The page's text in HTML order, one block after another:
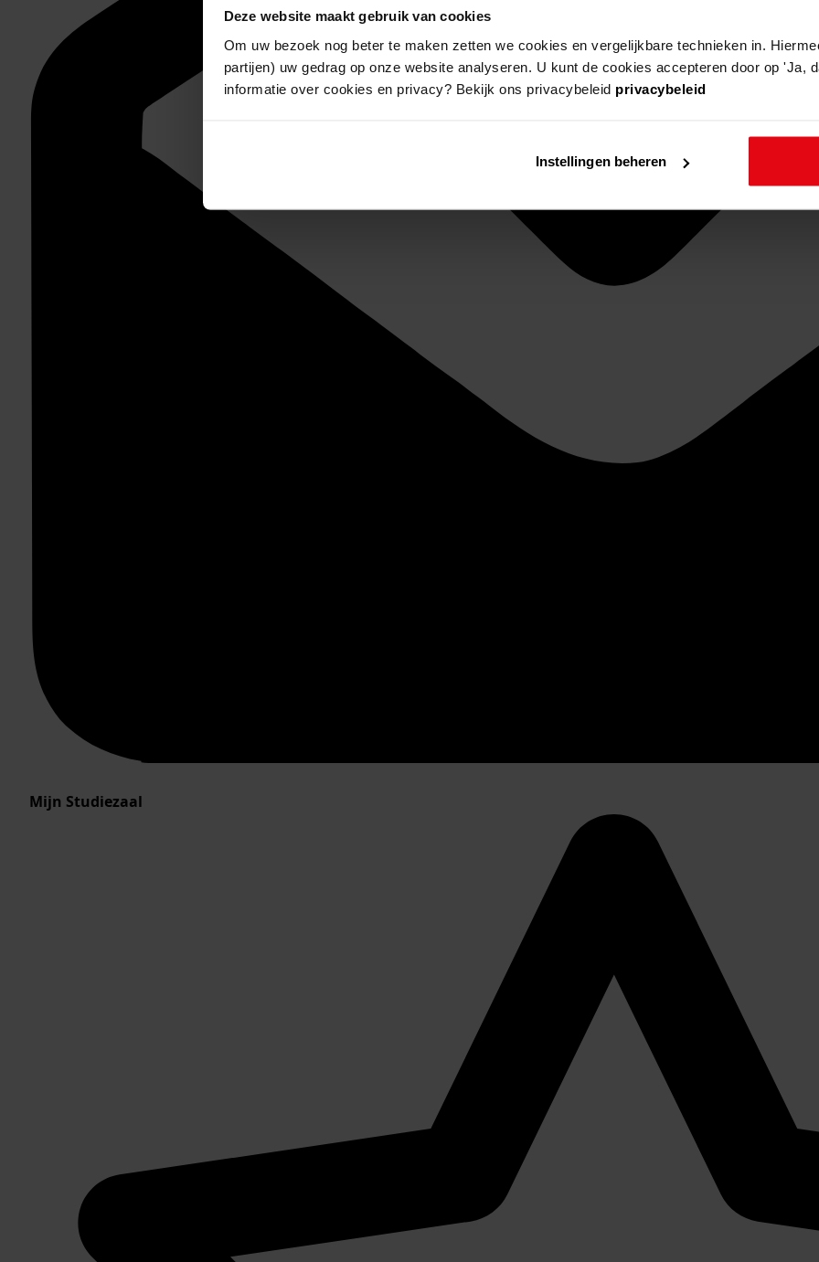
Deze website maakt gebruik van cookies
Om uw bezoek nog beter te maken zetten we cookies en vergelijkbare technieken in.
partijen) uw gedrag op onze website analyseren. U kunt de cookies accepteren door op 'Ja,
informatie over cookies en privacy? Bekijk ons privacybeleid privacybeleid
Instellingen beheren
Mijn Studiezaal